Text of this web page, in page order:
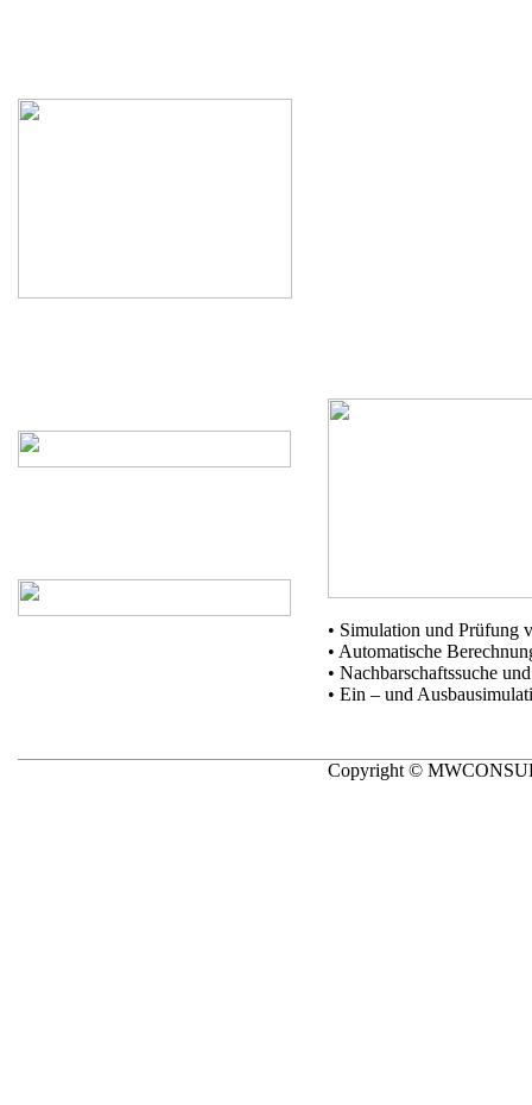
• Simulation und Prüfung
• Automatische
• Nachbarschaftssuche
• Ein – und
Copyright ©